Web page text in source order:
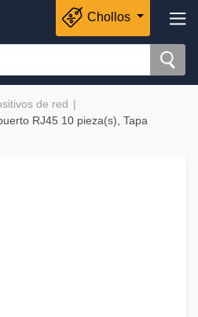
Chollos
de red
RJ45 10 pieza(s), Tapa